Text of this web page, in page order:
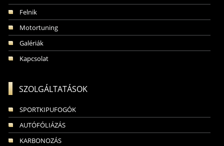
Felnik
Motortuning
Galériák
Kapcsolat
SZOLGÁLTATÁSOK
SPORTKIPUFOGÓK
AUTÓFÓLIÁZÁS
KARBONOZÁS